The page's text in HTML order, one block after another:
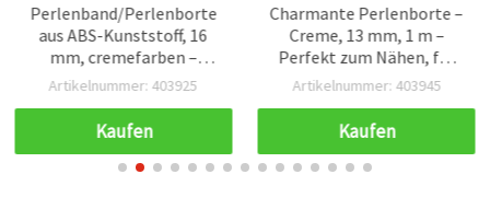
Perlenband/Perlenborte
aus ABS-Kunststoff, 16
mm, cremefarben –
dekoratives
Hochzeiten, 1 Meter
Artikelnummer: 403925
Kaufen
Charmante Perlenborte –
Creme, 13 mm, 1 m –
Perfekt zum Nähen, für
Hochzeitsdeko,
DIY- und Bastelprojekte
Artikelnummer: 403945
Kaufen